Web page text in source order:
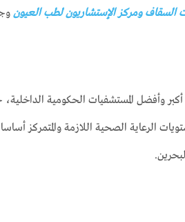
السقاف ومركز الإستشاريون لطب العيون
وأفضل المستشفيات الحكومية
الرعاية الصحية اللازمة والمتمركز